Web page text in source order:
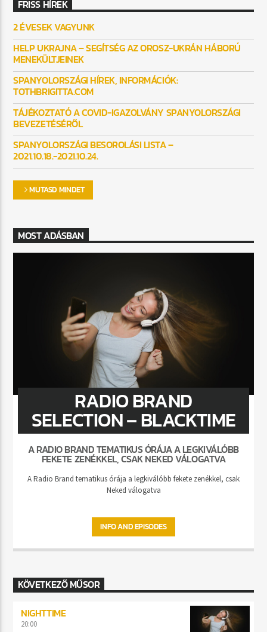
FRISS HÍREK
2 ÉVESEK VAGYUNK
HELP UKRAJNA – SEGÍTSÉG AZ OROSZ-UKRÁN HÁBORÚ
MENEKÜLTJEINEK
SPANYOLORSZÁGI HÍREK, INFORMÁCIÓK:
TOTHBRIGITTA.COM
TÁJÉKOZTATÓ A COVID-IGAZOLVÁNY SPANYOLORSZÁGI
BEVEZETÉSÉRŐL
SPANYOLORSZÁGI BESOROLÁSI LISTA –
2021.10.18.-2021.10.24.
MUTASD MINDET
MOST ADÁSBAN
RADIO BRAND
SELECTION – BLACKTIME
A RADIO BRAND TEMATIKUS ÓRÁJA A LEGKIVÁLÓBB
FEKETE ZENÉKKEL, CSAK NEKED VÁLOGATVA
A Radio Brand tematikus órája a legkiválóbb fekete zenékkel, csak
Neked válogatva
INFO AND EPISODES
KÖVETKEZŐ MŰSOR
NIGHTTIME
20:00